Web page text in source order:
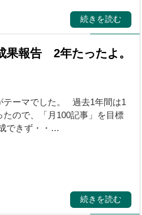
続きを読む
果報告 2年たったよ。
テーマでした。 過去1年間は1
ので、「月100記事」を目標
できず・・…
続きを読む